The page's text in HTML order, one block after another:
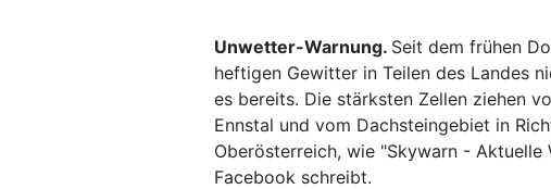
Unwetter-Warnung. Seit dem frühen
heftigen Gewitter in Teilen des Landes
es bereits. Die stärksten Zellen ziehen
Ennstal und vom Dachsteingebiet in
Oberösterreich, wie "Skywarn -
Facebook schreibt.